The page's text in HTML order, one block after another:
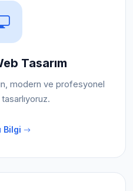
Tasarım
modern ve profesyonel
Bilgi